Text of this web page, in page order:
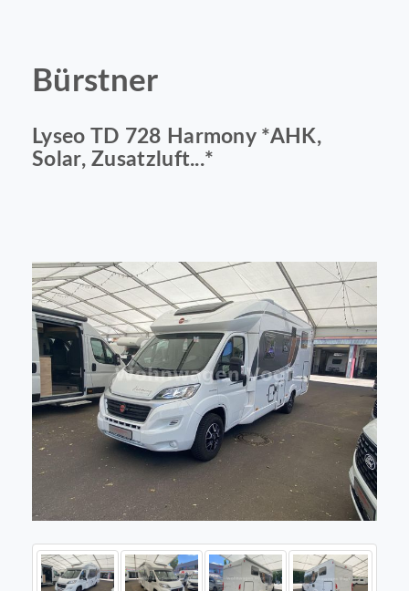
Bürstner
Lyseo TD 728 Harmony *AHK,
Solar, Zusatzluft...*